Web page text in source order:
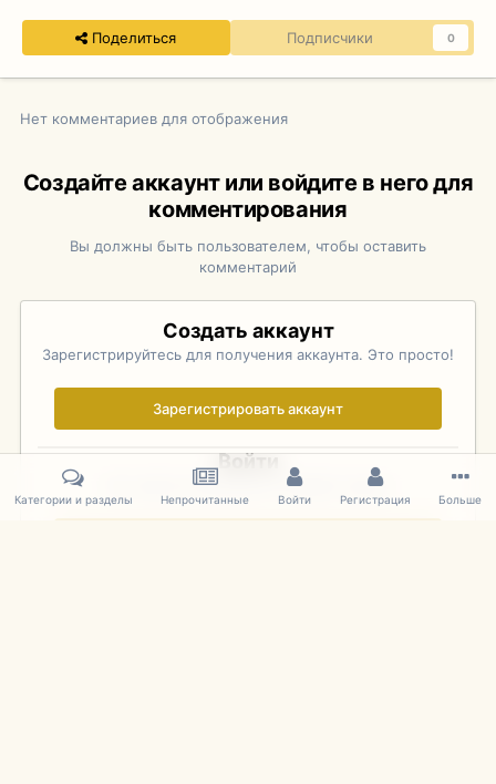
Поделиться Подписчики 0
Нет комментариев для отображения
Создайте аккаунт или войдите в него для
комментирования
Вы должны быть пользователем, чтобы оставить
комментарий
Создать аккаунт
Зарегистрируйтесь для получения аккаунта. Это просто!
Зарегистрировать аккаунт
Войти
Уже зарегистрированы? Войдите здесь.
Категории и разделы Непрочитанные Войти Регистрация Больше